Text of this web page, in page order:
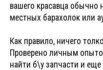
вашего красавца обычно
местных барахолок или
Как правило, ничего
Проверено личным
найти б\у запчасти и